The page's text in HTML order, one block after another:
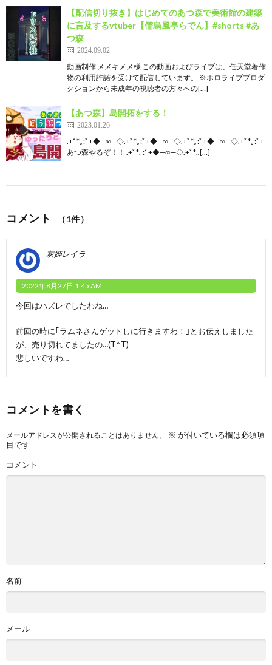
【配信切り抜き】はじめてのあつ森で美術館の建築
に言及するvtuber【儒烏風亭らでん】#shorts #あ
つ森
2024.09.02
動画制作 メメキメメ様 この動画およびライブは、任天堂著作
物の利用許諾を受けて配信しています。 ※ホロライブプロダ
クションから未成年の視聴者の方々への[…]
【あつ森】島開拓をする！
2023.01.26
.+ﾟ*｡:ﾟ+◆─∞─◇.+ﾟ*｡:ﾟ+◆─∞─◇.+ﾟ*｡:ﾟ+◆─∞─◇.+ﾟ*｡:ﾟ+
あつ森やるぞ！！ .+ﾟ*｡:ﾟ+◆─∞─◇.+ﾟ*｡[…]
コメント （1件）
灰姫レイラ
2022年8月27日 1:45 AM
今回はハズレでしたわね…
前回の時に｢ラムネさんゲットしに行きますわ！｣とお伝えしました
が、売り切れてましたの…(T^T)
悲しいですわ…
コメントを書く
メールアドレスが公開されることはありません。 ※ が付いている欄は必須項
目です
コメント
名前
メール